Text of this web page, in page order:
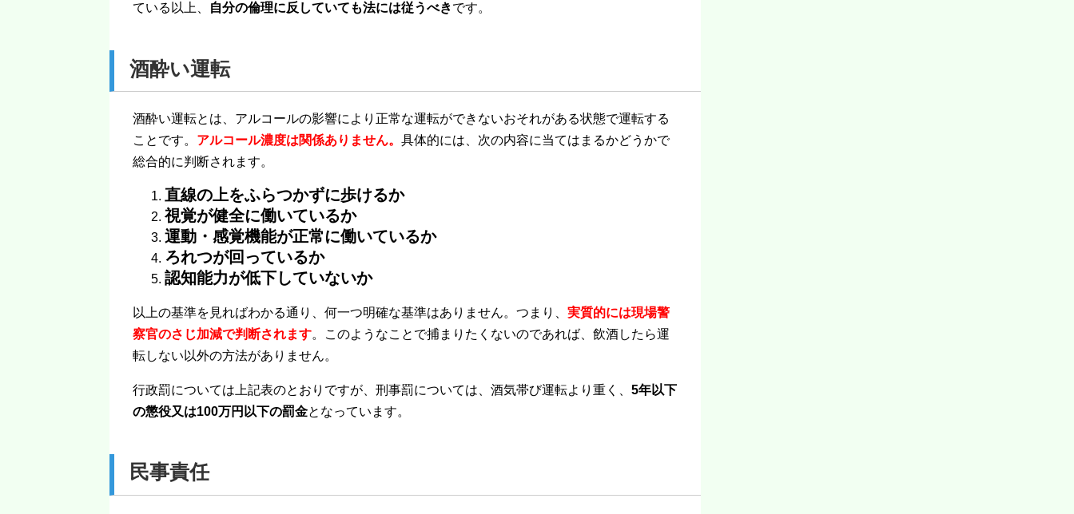
ている以上、
自分の倫理に反していても法には従うべきです。
酒酔い運転
酒酔い運転とは、アルコールの影響により正常な運転ができないおそれがある状態で運転する
ことです。 アルコール濃度は関係ありません。 具体的には、次の内容に当てはまるかどうかで
総合的に判断されます。
直線の上をふらつかずに歩けるか
視覚が健全に働いているか
運動・感覚機能が正常に働いているか
ろれつが回っているか
認知能力が低下していないか
以上の基準を見ればわかる通り、何一つ明確な基準はありません。つまり、 実質的には現場警
察官のさじ加減で判断されます。このようなことで捕まりたくないのであれば、飲酒したら運
転しない以外の方法がありません。
行政罰については上記表のとおりですが、刑事罰については、酒気帯び運転より重く、 5年以下
の懲役又は100万円以下の罰金となっています。
民事責任